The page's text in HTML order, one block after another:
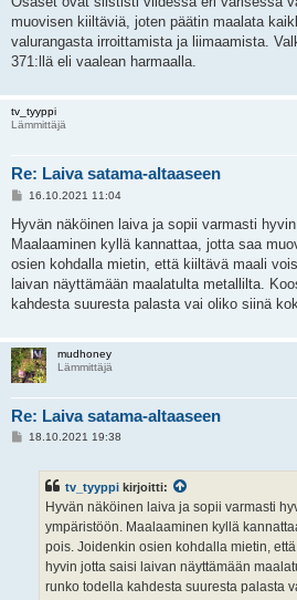
muovisen kiiltäviä, joten päätin maalata
valurangasta irroittamista ja liimaamista.
371:llä eli vaalean harmaalla.
tv_tyyppi
Lämmittäjä
Re: Laiva satama-altaaseen
V
e
s
t
i
16.10.2021 11:04
Hyvän näköinen laiva ja sopii varmasti
Maalaaminen kyllä kannattaa, jotta saa
osien kohdalla mietin, että kiiltävä maali
laivan näyttämään maalatulta metallilta.
kahdesta suuresta palasta vai oliko siinä
mudhoney
Lämmittäjä
Re: Laiva satama-altaaseen
V18.10.2021 19:38
tv_tyyppi kirjoitti:
Hyvän näköinen laiva ja sopii varmasti
ympäristöön. Maalaaminen kyllä
pois. Joidenkin osien kohdalla mietin,
hyvin jotta saisi laivan näyttämään
runko todella kahdesta suuresta palasta